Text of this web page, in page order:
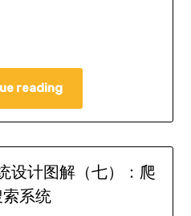
reading
设计图解（七）：爬
索系统